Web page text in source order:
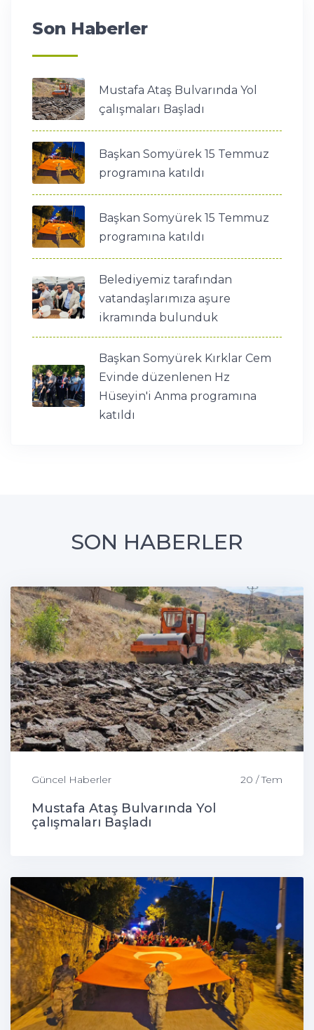
Son Haberler
Mustafa Ataş Bulvarında Yol
çalışmaları Başladı
Başkan Somyürek 15 Temmuz
programına katıldı
Başkan Somyürek 15 Temmuz
programına katıldı
Belediyemiz tarafından
vatandaşlarımıza aşure
ikramında bulunduk
Başkan Somyürek Kırklar Cem
Evinde düzenlenen Hz
Hüseyin'i Anma programına
katıldı
SON HABERLER
Güncel Haberler 20 / Tem
Mustafa Ataş Bulvarında Yol
çalışmaları Başladı